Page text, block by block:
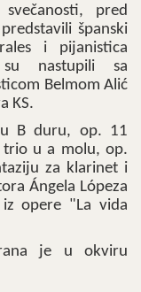
pred
španski
i pijanistica
nastupili sa
Belmom Alić
KS.
B duru, op. 11
trio u a molu, op.
za klarinet i
Ángela Lópeza
opere "La vida
je u okviru